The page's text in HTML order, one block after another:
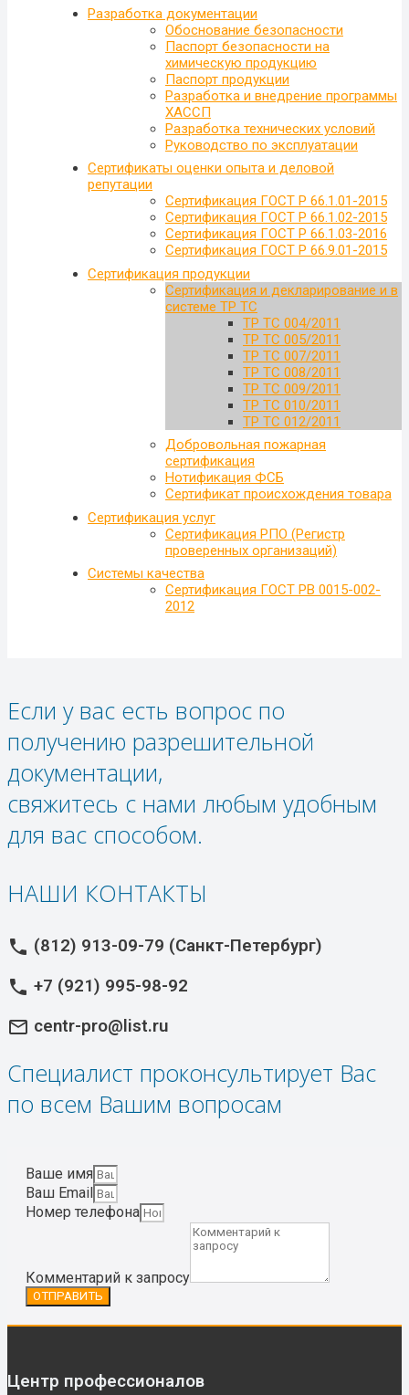
Разработка документации
Обоснование безопасности
Паспорт безопасности на
химическую продукцию
Паспорт продукции
Разработка и внедрение программы
ХАССП
Разработка технических условий
Руководство по эксплуатации
Сертификаты оценки опыта и деловой
репутации
Сертификация ГОСТ Р 66.1.01-2015
Сертификация ГОСТ Р 66.1.02-2015
Сертификация ГОСТ Р 66.1.03-2016
Сертификация ГОСТ Р 66.9.01-2015
Сертификация продукции
Сертификация и декларирование и в
системе ТР ТС
ТР ТС 004/2011
ТР ТС 005/2011
ТР ТС 007/2011
ТР ТС 008/2011
ТР ТС 009/2011
ТР ТС 010/2011
ТР ТС 012/2011
Добровольная пожарная
сертификация
Нотификация ФСБ
Сертификат происхождения товара
Сертификация услуг
Сертификация РПО (Регистр
проверенных организаций)
Системы качества
Сертификация ГОСТ РВ 0015-002-
2012
Если у вас есть вопрос по
получению разрешительной
документации,
свяжитесь с нами любым удобным
для вас способом.
НАШИ КОНТАКТЫ
phone (812) 913-09-79 (Санкт-Петербург)
phone +7 (921) 995-98-92
mail_outline centr-pro@list.ru
Специалист проконсультирует Вас
по всем Вашим вопросам
Ваше имя
Ваш Email
Номер телефона
Комментарий к запросу
ОТПРАВИТЬ
Центр профессионалов